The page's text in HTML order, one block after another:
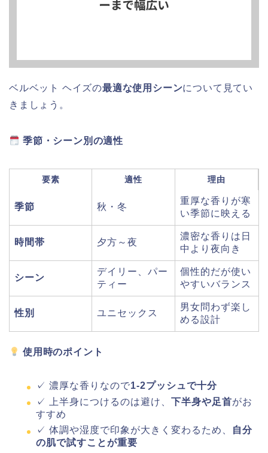
ベルベット ヘイズの最適な使用シーンについて見てい
きましょう。
季節・シーン別の適性
要素 適性 理由
季節 秋・冬
重厚な香りが寒
い季節に映える
時間帯 夕方～夜
濃密な香りは日
中より夜向き
シーン
デイリー、パー
ティー
個性的だが使い
やすいバランス
性別 ユニセックス
男女問わず楽し
める設計
使用時のポイント
✓ 濃厚な香りなので1-2プッシュで十分
✓ 上半身につけるのは避け、 下半身や足首がお
すすめ
✓ 体調や湿度で印象が大きく変わるため、
自分
の肌で試すことが重要